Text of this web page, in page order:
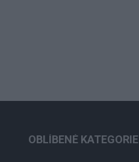
OBLÍBENÉ KATEGORIE